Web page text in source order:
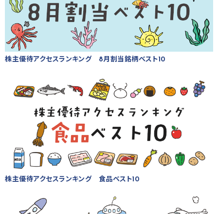
株主優待アクセスランキング 8月割当銘柄ベスト10
株主優待アクセスランキング 食品ベスト10